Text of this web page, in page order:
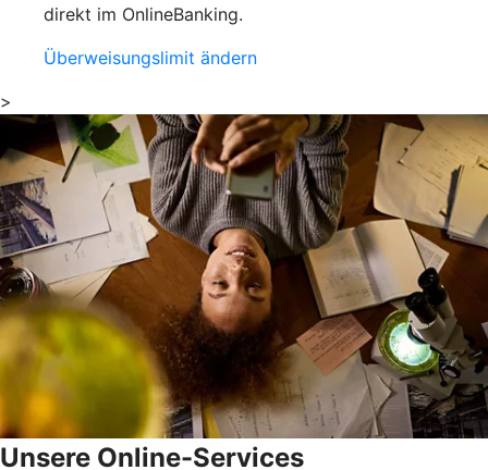
direkt im OnlineBanking.
Überweisungslimit ändern
>
Unsere Online-Services